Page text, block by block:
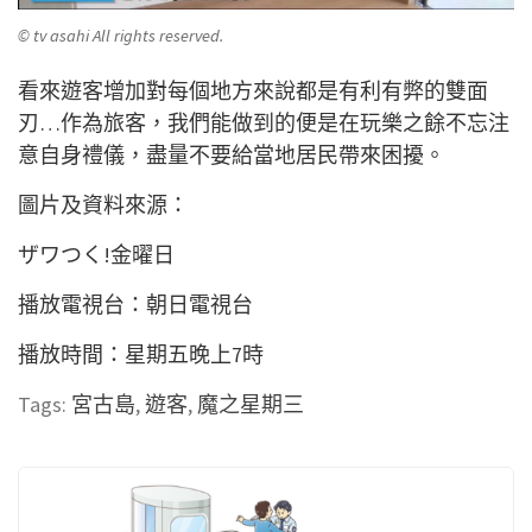
© tv asahi All rights reserved.
看來遊客增加對每個地方來說都是有利有弊的雙面
刃…作為旅客，我們能做到的便是在玩樂之餘不忘注
意自身禮儀，盡量不要給當地居民帶來困擾。
圖片及資料來源：
ザワつく!金曜日
播放電視台：朝日電視台
播放時間：星期五晚上7時
Tags: 宮古島,遊客, 魔之星期三